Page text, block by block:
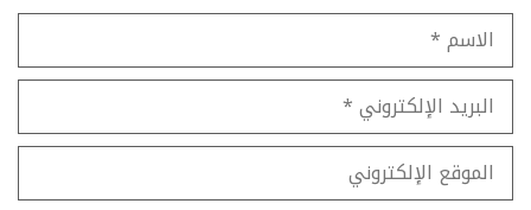
الاسم
البريد
الإلكتروني
الموقع
الإلكتروني